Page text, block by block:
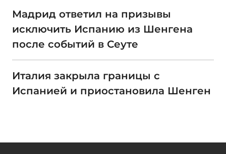
Мадрид ответил на призывы
исключить Испанию из Шенгена
после событий в Сеуте
Италия закрыла границы с
Испанией и приостановила Шенген